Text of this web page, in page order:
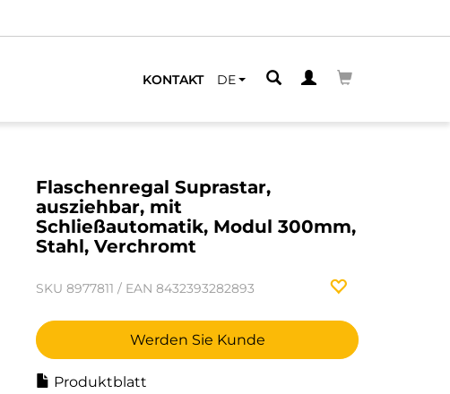
KONTAKT DE
Flaschenregal Suprastar,
ausziehbar, mit
Schließautomatik, Modul 300mm,
Stahl, Verchromt
SKU 8977811 / EAN 8432393282893
Werden Sie Kunde
Produktblatt